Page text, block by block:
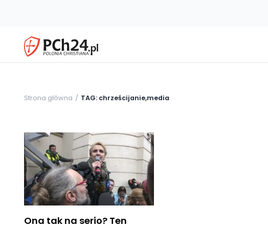
Strona główna TAG: chrześcijanie,media
Ona tak na serio? Ten